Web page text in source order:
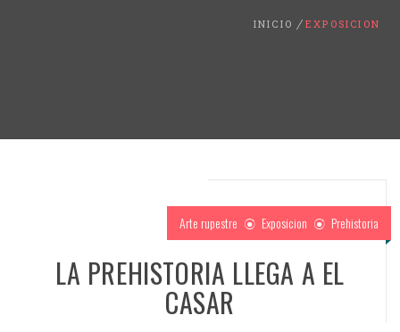
INICIO EXPOSICION
Arte rupestre Exposicion Prehistoria
LA PREHISTORIA LLEGA A EL
CASAR